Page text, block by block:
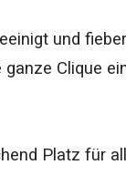
und
Clique
Platz für